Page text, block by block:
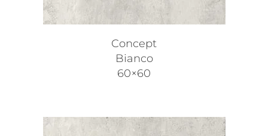
Concept
Bianco
60×60